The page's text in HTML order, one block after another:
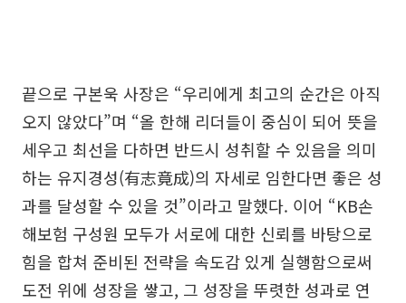
끝으로 구본욱 사장은 “우리에게 최고의 순간은 아직
오지 않았다”며 “올 한해 리더들이 중심이 되어 뜻을
세우고 최선을 다하면 반드시 성취할 수 있음을 의미
하는 유지경성(有志竟成)의 자세로 임한다면 좋은 성
과를 달성할 수 있을 것”이라고 말했다. 이어 “KB손
해보험 구성원 모두가 서로에 대한 신뢰를 바탕으로
힘을 합쳐 준비된 전략을 속도감 있게 실행함으로써
도전 위에 성장을 쌓고, 그 성장을 뚜렷한 성과로 연